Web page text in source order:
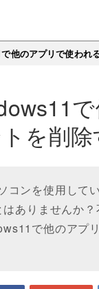
他のアプリで使われ
を削除
コンを使用して
ありませんか
で他のアプ